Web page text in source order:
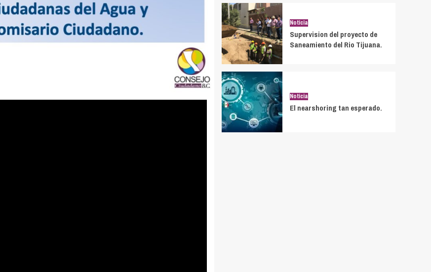
Noticia
Supervision del proyecto de
Saneamiento del Rio Tijuana.
Noticia
El nearshoring tan esperado.